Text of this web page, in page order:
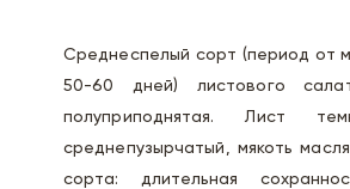
Среднеспелый сорт (период от
50-60 дней) листового
полуприподнятая. Лист
среднепузырчатый, мякоть
сорта: длительная